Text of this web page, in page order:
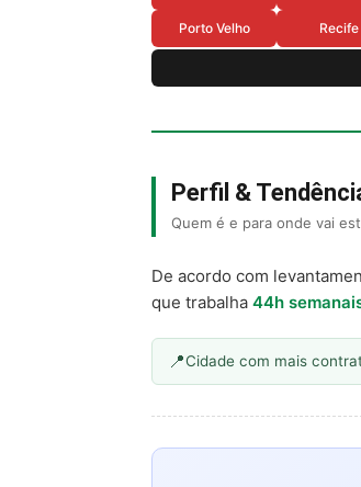
Porto Velho Recife
Perfil &
Quem é e para onde vai
De acordo com
que trabalha 44h
Cidade com mais